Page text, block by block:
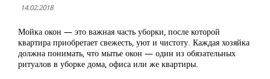
14.02.2018
Мойка окон — это важная часть уборки, после которой
квартира приобретает свежесть, уют и чистоту. Каждая хозяйка
должна понимать, что мытье окон — один из обязательных
ритуалов в уборке дома, офиса или же квартиры.